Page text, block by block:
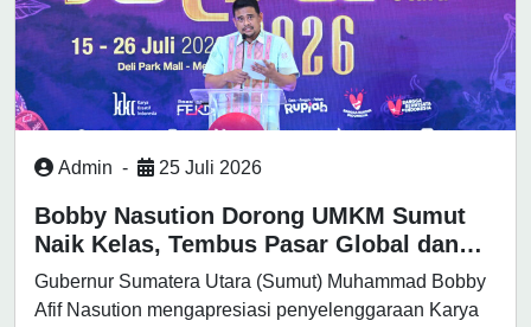
Admin - 25 Juli 2026
Bobby Nasution Dorong UMKM Sumut
Naik Kelas, Tembus Pasar Global dan
Tarik Investasi
Gubernur Sumatera Utara (Sumut) Muhammad Bobby
Afif Nasution mengapresiasi penyelenggaraan Karya